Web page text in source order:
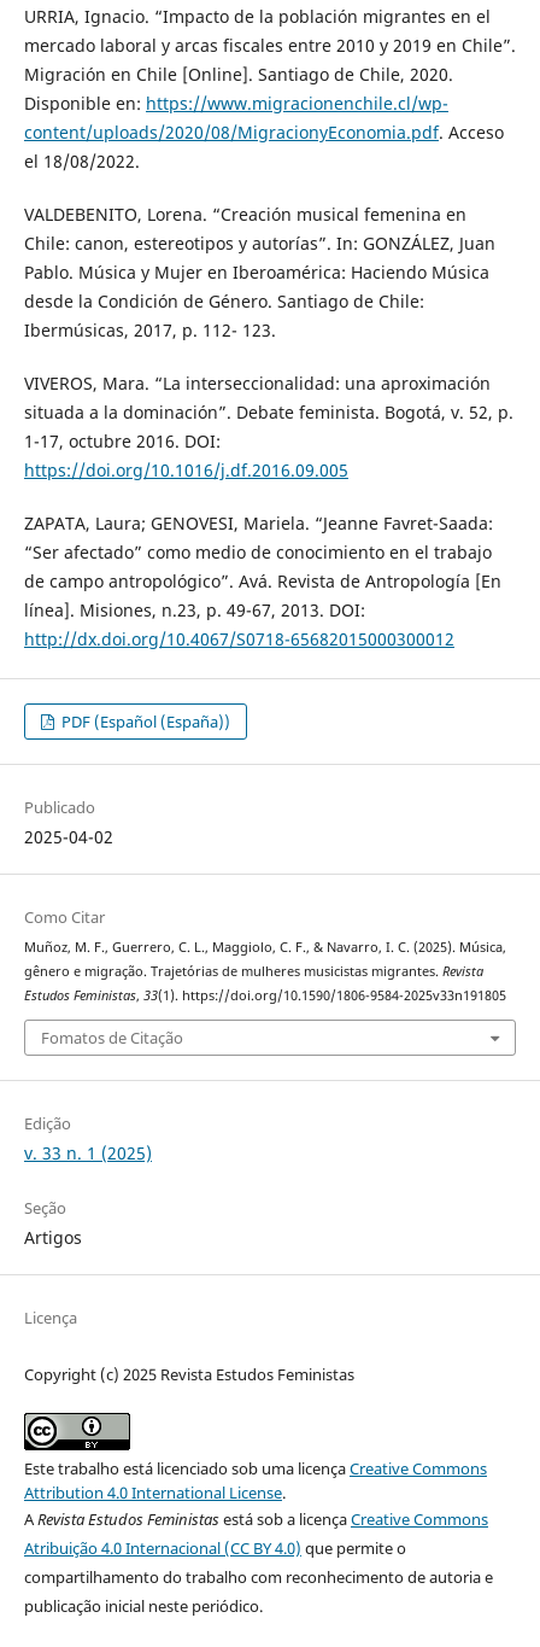
URRIA, Ignacio. “Impacto de la población migrantes en el
mercado laboral y arcas fiscales entre 2010 y 2019 en Chile”.
Migración en Chile [Online]. Santiago de Chile, 2020.
Disponible en: https://www.migracionenchile.cl/wp-
content/uploads/2020/08/MigracionyEconomia.pdf. Acceso
el 18/08/2022.
VALDEBENITO, Lorena. “Creación musical femenina en
Chile: canon, estereotipos y autorías”. In: GONZÁLEZ, Juan
Pablo. Música y Mujer en Iberoamérica: Haciendo Música
desde la Condición de Género. Santiago de Chile:
Ibermúsicas, 2017, p. 112- 123.
VIVEROS, Mara. “La interseccionalidad: una aproximación
situada a la dominación”. Debate feminista. Bogotá, v. 52, p.
1-17, octubre 2016. DOI:
https://doi.org/10.1016/j.df.2016.09.005
ZAPATA, Laura; GENOVESI, Mariela. “Jeanne Favret-Saada:
“Ser afectado” como medio de conocimiento en el trabajo
de campo antropológico”. Avá. Revista de Antropología [En
línea]. Misiones, n.23, p. 49-67, 2013. DOI:
http://dx.doi.org/10.4067/S0718-65682015000300012
PDF (Español (España))
Publicado
2025-04-02
Como Citar
Muñoz, M. F., Guerrero, C. L., Maggiolo, C. F., & Navarro, I. C. (2025). Música,
gênero e migração. Trajetórias de mulheres musicistas migrantes. Revista
Estudos Feministas, 33(1). https://doi.org/10.1590/1806-9584-2025v33n191805
Fomatos de Citação
Edição
v. 33 n. 1 (2025)
Seção
Artigos
Licença
Copyright (c) 2025 Revista Estudos Feministas
Este trabalho está licenciado sob uma licençaCreative Commons
Attribution 4.0 International License.
ARevista Estudos Feministasestá sob a licençaCreative Commons
Atribuição 4.0 Internacional (CC BY 4.0) que permite o
compartilhamento do trabalho com reconhecimento de autoria e
publicação inicial neste periódico.